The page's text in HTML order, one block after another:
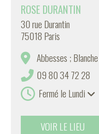
ROSE DURANTIN
30 rue Durantin
75018 Paris
Abbesses ; Blanche
09 80 34 72 28
Fermé le Lundi
VOIR LE LIEU